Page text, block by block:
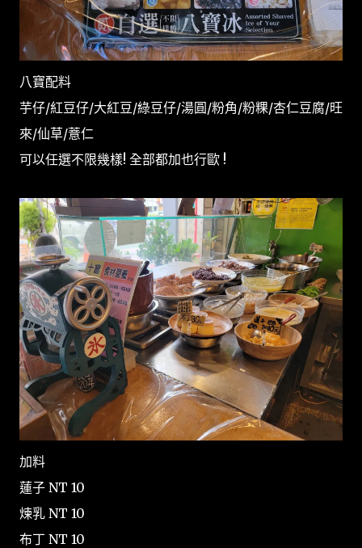
八寶配料
芋仔/紅豆仔/大紅豆/綠豆仔/湯圓/粉角/粉粿/杏仁豆腐/旺
來/仙草/薏仁
可以任選不限幾樣! 全部都加也行歐 !
加料
蓮子 NT 10
煉乳 NT 10
布丁 NT 10